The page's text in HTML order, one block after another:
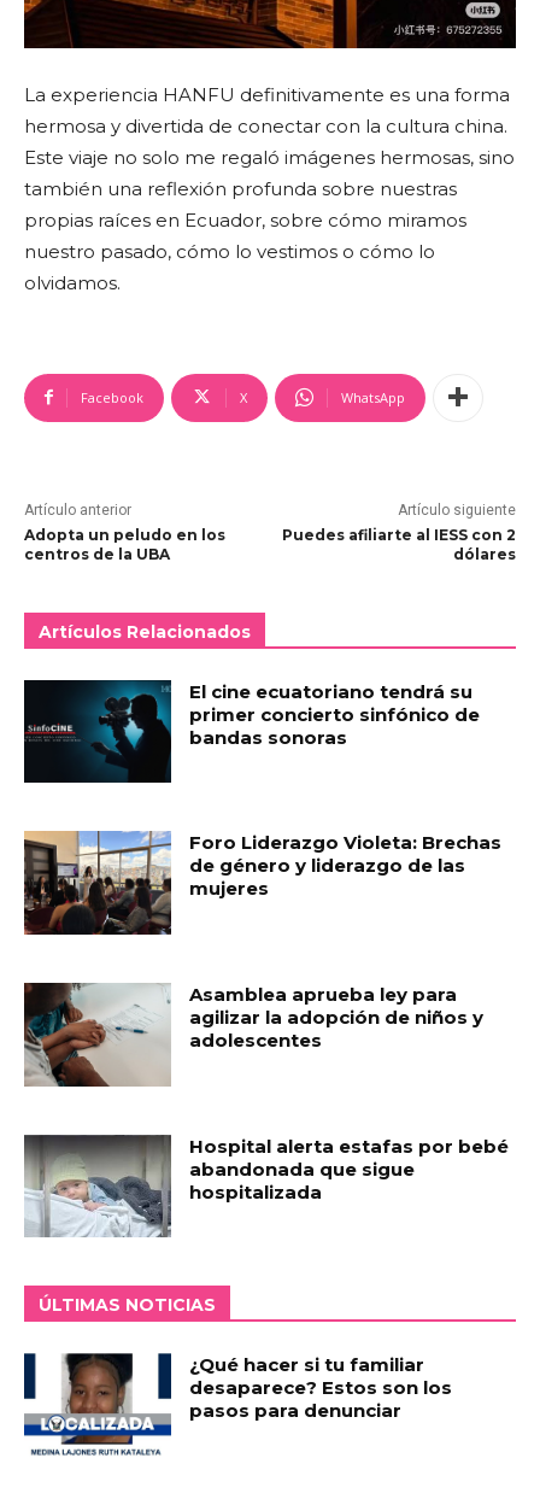
La experiencia HANFU definitivamente es una forma
hermosa y divertida de conectar con la cultura china.
Este viaje no solo me regaló imágenes hermosas, sino
también una reflexión profunda sobre nuestras
propias raíces en Ecuador, sobre cómo miramos
nuestro pasado, cómo lo vestimos o cómo lo
olvidamos.
Facebook X WhatsApp
Artículo anterior
Adopta un peludo en los
centros de la UBA
Artículo siguiente
Puedes afiliarte al IESS con 2
dólares
Artículos Relacionados
El cine ecuatoriano tendrá su
primer concierto sinfónico de
bandas sonoras
Foro Liderazgo Violeta: Brechas
de género y liderazgo de las
mujeres
Asamblea aprueba ley para
agilizar la adopción de niños y
adolescentes
Hospital alerta estafas por bebé
abandonada que sigue
hospitalizada
ÚLTIMAS NOTICIAS
¿Qué hacer si tu familiar
desaparece? Estos son los
pasos para denunciar